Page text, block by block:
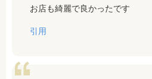
お店も綺麗で良かったです
引用